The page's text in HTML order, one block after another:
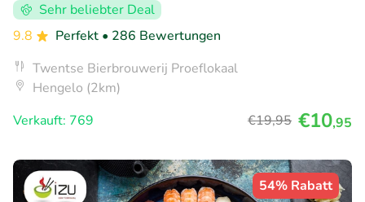
Sehr beliebter Deal
9.8
Perfekt • 286 Bewertungen
Twentse Bierbrouwerij Proeflokaal
Hengelo (2km)
Verkauft: 769
€19,95 €10,95
54% Rabatt